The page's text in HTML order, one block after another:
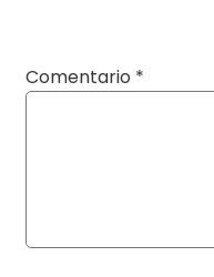
Comentario *